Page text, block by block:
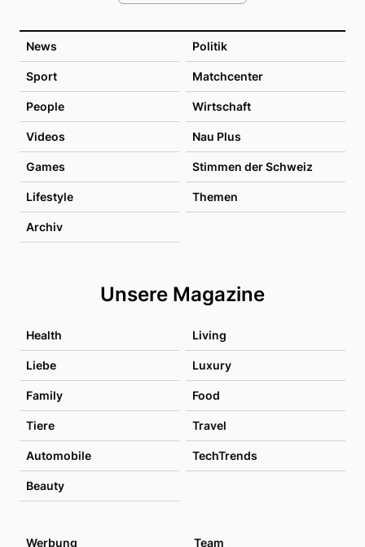
News Politik
Sport Matchcenter
People Wirtschaft
Videos Nau Plus
Games Stimmen der Schweiz
Lifestyle Themen
Archiv
Unsere Magazine
Health Living
Liebe Luxury
Family Food
Tiere Travel
Automobile TechTrends
Beauty
Werbung Team